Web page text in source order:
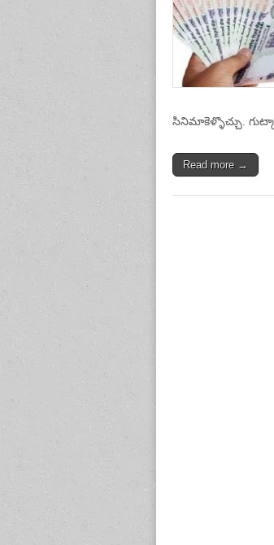
సినిమాకెళ్ళొచ్చు.
Read more →